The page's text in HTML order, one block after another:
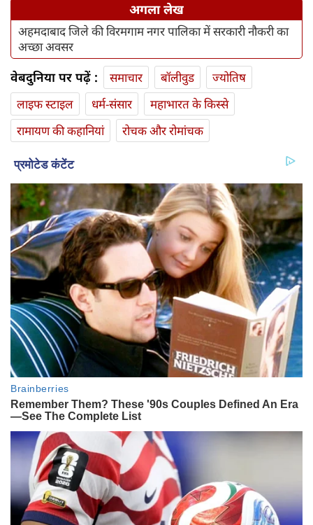
अगला लेख
अहमदाबाद जिले की विरमगाम नगर पालिका में सरकारी नौकरी का
अच्छा अवसर
वेबदुनिया पर पढ़ें : समाचार बॉलीवुड
ज्योतिष
लाइफ स्‍टाइल
धर्म-संसार
महाभारत के किस्से
रामायण की कहानियां
रोचक और रोमांचक